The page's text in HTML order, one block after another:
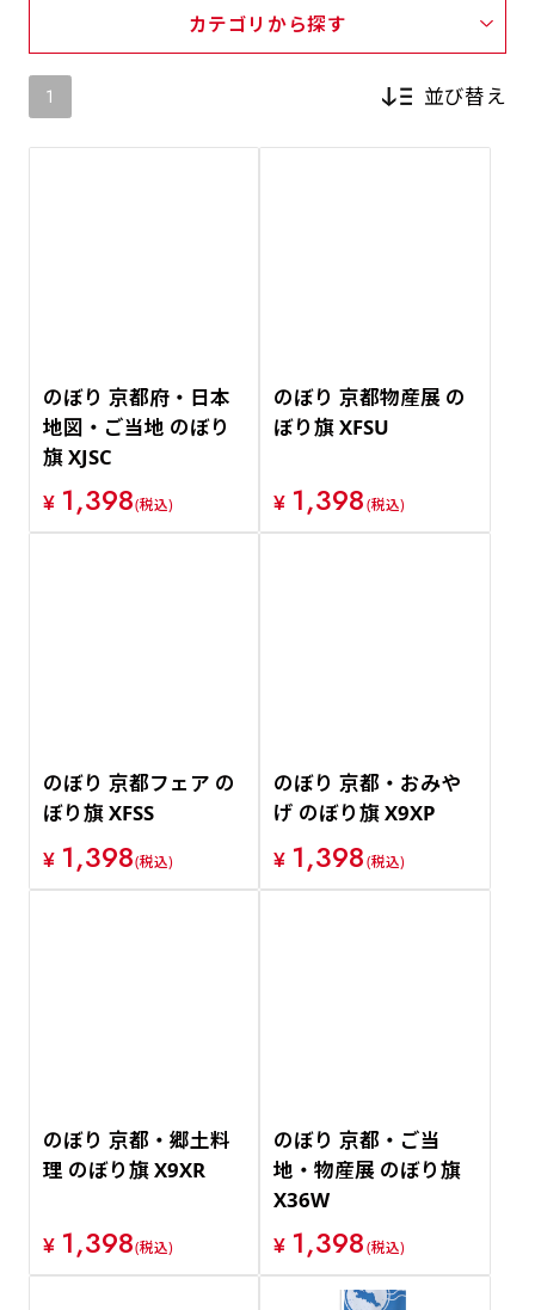
カテゴリから探す
1 並び替え
のぼり 京都府・日本
地図・ご当地 のぼり
旗 XJSC
¥ 1,398(税込)
のぼり 京都物産展 の
ぼり旗 XFSU
¥ 1,398(税込)
のぼり 京都フェア の
ぼり旗 XFSS
¥ 1,398(税込)
のぼり 京都・おみや
げ のぼり旗 X9XP
¥ 1,398(税込)
のぼり 京都・郷土料
理 のぼり旗 X9XR
¥ 1,398(税込)
のぼり 京都・ご当
地・物産展 のぼり旗
X36W
¥ 1,398(税込)